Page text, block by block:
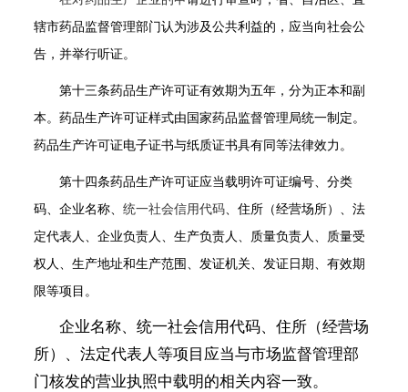
辖市药品监督管理部门认为涉及公共利益的，应当向社会公
告，并举行听证。
第十三条药品生产许可证有效期为五年，分为正本和副
本。药品生产许可证样式由国家药品监督管理局统一制定。
药品生产许可证电子证书与纸质证书具有同等法律效力。
第十四条药品生产许可证应当载明许可证编号、分类
码、企业名称、统一社会信用代码、住所（经营场所）、法
定代表人、企业负责人、生产负责人、质量负责人、质量受
权人、生产地址和生产范围、发证机关、发证日期、有效期
限等项目。
企业名称、统一社会信用代码、住所（经营场
所）、法定代表人等项目应当与市场监督管理部
门核发的营业执照中载明的相关内容一致。